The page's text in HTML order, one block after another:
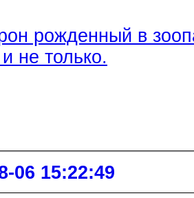
рожденный в
не только.
06 15:22:49